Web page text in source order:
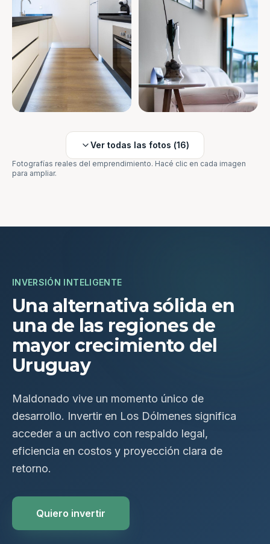
Ver todas las fotos (16)
Fotografías reales del emprendimiento. Hacé clic en cada imagen
para ampliar.
INVERSIÓN INTELIGENTE
Una alternativa sólida en
una de las regiones de
mayor crecimiento del
Uruguay
Maldonado vive un momento único de
desarrollo. Invertir en Los Dólmenes significa
acceder a un activo con respaldo legal,
eficiencia en costos y proyección clara de
retorno.
Quiero invertir